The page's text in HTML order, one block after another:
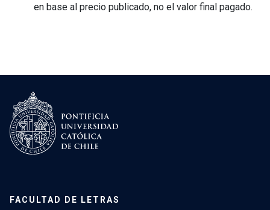
en base al precio publicado, no el valor final pagado.
FACULTAD DE LETRAS